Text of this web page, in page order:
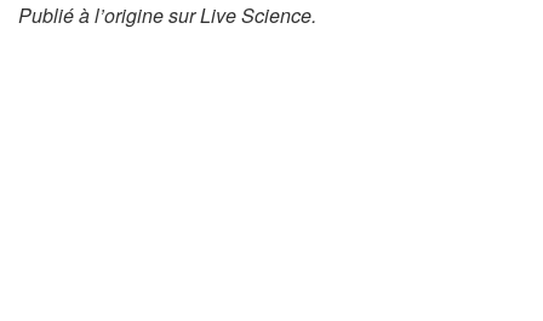
Publié à l’origine sur Live Science.